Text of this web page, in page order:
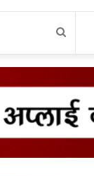
Search